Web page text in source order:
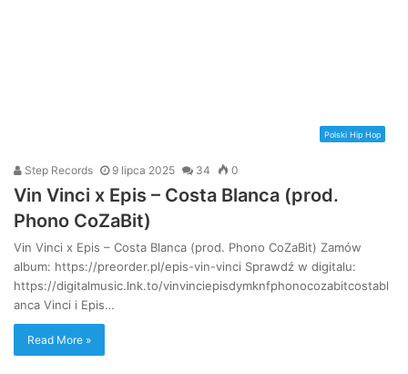
Polski Hip Hop
Step Records 9 lipca 2025 34 0
Vin Vinci x Epis – Costa Blanca (prod.
Phono CoZaBit)
Vin Vinci x Epis – Costa Blanca (prod. Phono CoZaBit) Zamów
album: https://preorder.pl/epis-vin-vinci Sprawdź w digitalu:
https://digitalmusic.lnk.to/vinvinciepisdymknfphonocozabitcostabl
anca Vinci i Epis…
Read More »